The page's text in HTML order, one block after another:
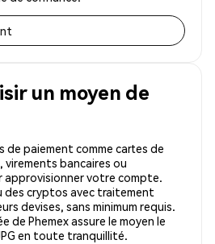
un moyen de
de paiement comme cartes de
bancaires ou
approvisionner votre compte.
des cryptos avec traitement
devises, sans minimum requis.
de Phemex assure le moyen le
en toute tranquillité.